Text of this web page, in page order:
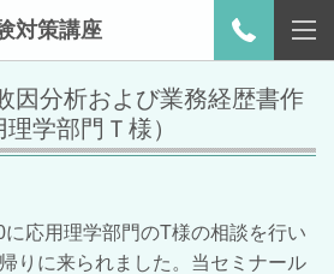
対策講座
因分析および業務経歴書作
学部門Ｔ様）
応用理学部門のТ様の相談を行い
りに来られました。当セミナール